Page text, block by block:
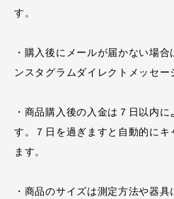
す。
・購入後にメールが届かない場
ンスタグラムダイレクトメッセー
・商品購入後の入金は７日以内
す。７日を過ぎますと自動的に
ます。
・商品のサイズは測定方法や器